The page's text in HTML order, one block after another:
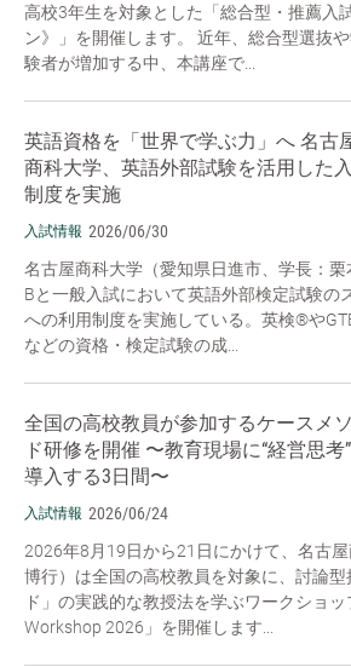
高校3年生を対象とした「総合型・推薦入
ン》」を開催します。 近年、総合型選抜
験者が増加する中、本講座で...
英語資格を「世界で学ぶ力」へ 名古
商科大学、英語外部試験を活用した
制度を実施
入試情報 2026/06/30
名古屋商科大学（愛知県日進市、学長：
Bと一般入試において英語外部検定試験の
への利用制度を実施している。英検®や
などの資格・検定試験の成...
全国の高校教員が参加するケースメ
ド研修を開催 〜教育現場に“経営思考
導入する3日間〜
入試情報 2026/06/24
2026年8月19日から21日にかけて、名古
博行）は全国の高校教員を対象に、討論型
ド」の実践的な教授法を学ぶワークショッ
Workshop 2026」を開催します...